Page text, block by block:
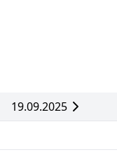
19.09.2025